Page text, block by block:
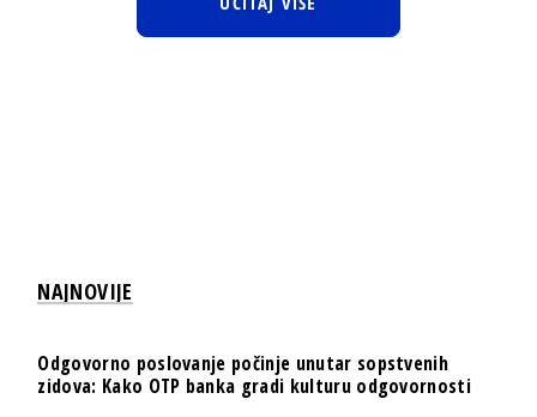
NAJNOVIJE
Odgovorno poslovanje počinje unutar sopstvenih
zidova: Kako OTP banka gradi kulturu odgovornosti